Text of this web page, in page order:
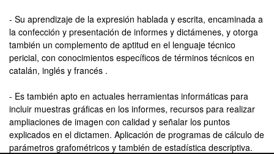
- Su aprendizaje de la expresión hablada y escrita, encaminada a
la confección y presentación de informes y dictámenes, y otorga
también un complemento de aptitud en el lenguaje técnico
pericial, con conocimientos específicos de términos técnicos en
catalán, inglés y francés .
- Es también apto en actuales herramientas informáticas para
incluir muestras gráficas en los informes, recursos para realizar
ampliaciones de imagen con calidad y señalar los puntos
explicados en el dictamen. Aplicación de programas de cálculo de
parámetros grafométricos y también de estadística descriptiva.